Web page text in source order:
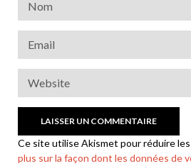
Ce site utilise Akismet pour réduire
plus sur la façon dont les données de